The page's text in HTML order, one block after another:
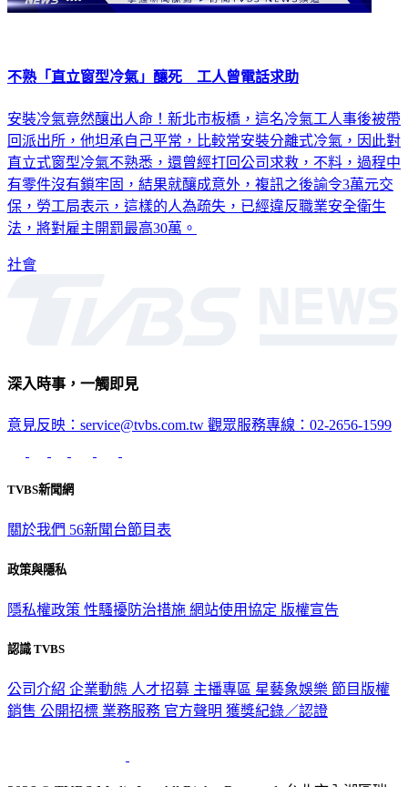
不熟「直立窗型冷氣」釀死 工人曾電話求助
安裝冷氣竟然釀出人命！新北市板橋，這名冷氣工人事後被帶
回派出所，他坦承自己平常，比較常安裝分離式冷氣，因此對
直立式窗型冷氣不熟悉，還曾經打回公司求救，不料，過程中
有零件沒有鎖牢固，結果就釀成意外，複訊之後諭令3萬元交
保，勞工局表示，這樣的人為疏失，已經違反職業安全衛生
法，將對雇主開罰最高30萬。
社會
深入時事，一觸即見
意見反映：service@tvbs.com.tw 觀眾服務專線：02-2656-1599
TVBS新聞網
關於我們 56新聞台節目表
政策與隱私
隱私權政策 性騷擾防治措施 網站使用協定 版權宣告
認識 TVBS
公司介紹 企業動態 人才招募 主播專區 星藝象娛樂 節目版權
銷售 公開招標 業務服務 官方聲明 獲獎紀錄／認證